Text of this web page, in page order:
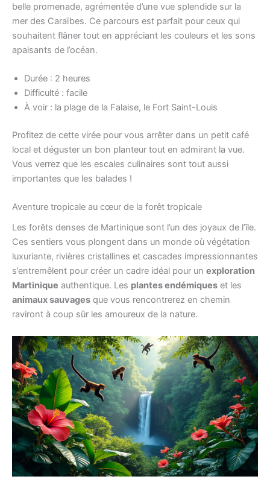
belle promenade, agrémentée d’une vue splendide sur la
mer des Caraïbes. Ce parcours est parfait pour ceux qui
souhaitent flâner tout en appréciant les couleurs et les sons
apaisants de l’océan.
Durée : 2 heures
Difficulté : facile
À voir : la plage de la Falaise, le Fort Saint-Louis
Profitez de cette virée pour vous arrêter dans un petit café
local et déguster un bon planteur tout en admirant la vue.
Vous verrez que les escales culinaires sont tout aussi
importantes que les balades !
Aventure tropicale au cœur de la forêt tropicale
Les forêts denses de Martinique sont l’un des joyaux de l’île.
Ces sentiers vous plongent dans un monde où végétation
luxuriante, rivières cristallines et cascades impressionnantes
s’entremêlent pour créer un cadre idéal pour un exploration
Martinique authentique. Les plantes endémiques et les
animaux sauvages que vous rencontrerez en chemin
raviront à coup sûr les amoureux de la nature.